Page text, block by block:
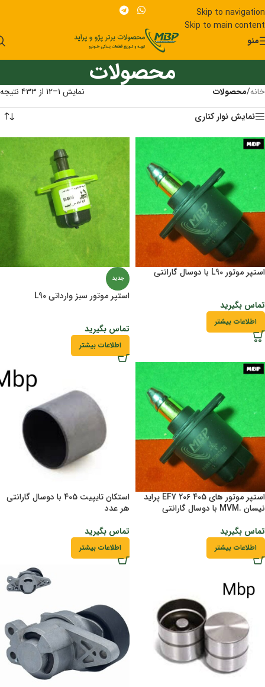
Skip to navigation
Skip to main content
منو
محصولات
خانه/محصولات
نمایش 1–12 از 433 نتیجه
نمایش نوار کناری
استپر موتور L90 با دوسال گارانتی
تماس بگیرید
اطلاعات بیشتر
جدید
استپر موتور سبز وارداتی L90
تماس بگیرید
اطلاعات بیشتر
استپر موتور های 405 206 EF7 پراید
نیسان .MVM با دوسال گارانتی
تماس بگیرید
اطلاعات بیشتر
استکان تایپیت 405 با دوسال گارانتی
هر عدد
تماس بگیرید
اطلاعات بیشتر